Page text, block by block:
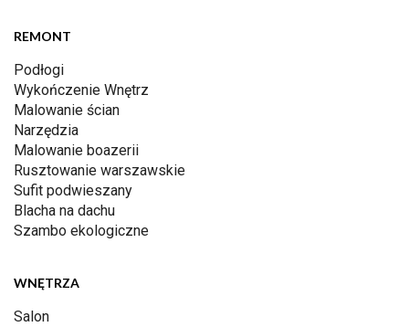
REMONT
Podłogi
Wykończenie Wnętrz
Malowanie ścian
Narzędzia
Malowanie boazerii
Rusztowanie warszawskie
Sufit podwieszany
Blacha na dachu
Szambo ekologiczne
WNĘTRZA
Salon